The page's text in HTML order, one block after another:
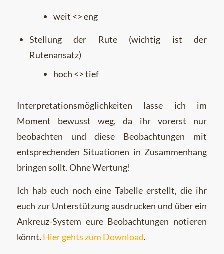
weit <> eng
Stellung der Rute (wichtig ist der
Rutenansatz)
hoch <> tief
Interpretationsmöglichkeiten lasse ich im
Moment bewusst weg, da ihr vorerst nur
beobachten und diese Beobachtungen mit
entsprechenden Situationen in Zusammenhang
bringen sollt. Ohne Wertung!
Ich hab euch noch eine Tabelle erstellt, die ihr
euch zur Unterstützung ausdrucken und über ein
Ankreuz-System eure Beobachtungen notieren
könnt. Hier gehts zum Download.